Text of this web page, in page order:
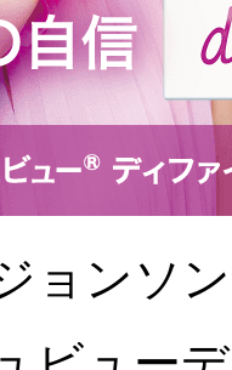
ョンソン